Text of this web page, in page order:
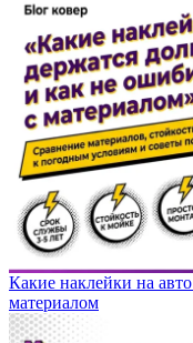
Какие наклейки на
материалом